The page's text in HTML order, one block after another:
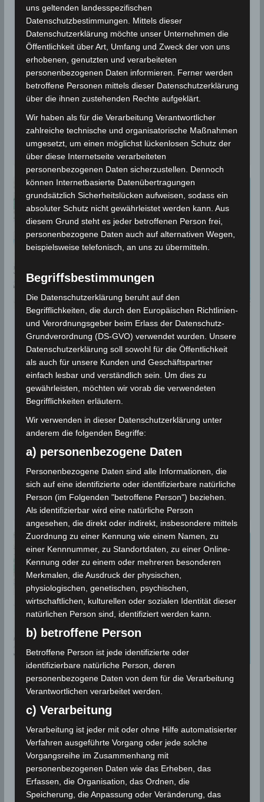
25. März 2025: Erdbeben nahe
Mdhilla im Gouvernorat Gafsa
[M3.1]
25. März 2025 Wettermann
1476 Views
Erdbeben ,Gafsa Mdhilla ,Volcanodiscovery
Erdbeben-Überwachungsstationen des
Meteorologischen Instituts Tunesien (INM) haben am
Dienstag, den 25. März 2025 um 13.55 Uhr, ein
Erdbeben 4 km
BEBEN 2025
13. März 2025: Erdbeben nahe
El Hamma im Gouvernorat
Gabès [M3.3]
Erdbeben,Gafsa, INM,Meknassy,Sidi Bouzid,
Volcanodiscovery
Erdbeben-Überwachungsstationen des
Meteorologischen Instituts Tunesien (INM) haben am
Donnerstag, den 13. März 2025 um 19.38 Uhr, ein
Erdbeben 9,2 km
BEBEN 2025
21. Feb 2025: Zwei weitere
Erdstöße in Sidi Bouzid und
Gafsa [M3.5-M2.6]
21. Februar 2025 Wettermann
1118 Views
Erdbeben,Gafsa,INM,Meknassy,Sidi Bouzid,
Volcanodiscovery
uns geltenden landesspezifischen
Datenschutzbestimmungen. Mittels dieser
Datenschutzerklärung möchte unser Unternehmen die
Öffentlichkeit über Art, Umfang und Zweck der von uns
erhobenen, genutzten und verarbeiteten
personenbezogenen Daten informieren. Ferner werden
betroffene Personen mittels dieser Datenschutzerklärung
über die ihnen zustehenden Rechte aufgeklärt.
Wir haben als für die Verarbeitung Verantwortlicher
zahlreiche technische und organisatorische Maßnahmen
umgesetzt, um einen möglichst lückenlosen Schutz der
über diese Internetseite verarbeiteten
personenbezogenen Daten sicherzustellen. Dennoch
können Internetbasierte Datenübertragungen
grundsätzlich Sicherheitslücken aufweisen, sodass ein
absoluter Schutz nicht gewährleistet werden kann. Aus
diesem Grund steht es jeder betroffenen Person frei,
personenbezogene Daten auch auf alternativen Wegen,
beispielsweise telefonisch, an uns zu übermitteln.
Begriffsbestimmungen
Die Datenschutzerklärung beruht auf den
Begrifflichkeiten, die durch den Europäischen Richtlinien-
und Verordnungsgeber beim Erlass der Datenschutz-
Grundverordnung (DS-GVO) verwendet wurden. Unsere
Datenschutzerklärung soll sowohl für die Öffentlichkeit
als auch für unsere Kunden und Geschäftspartner
einfach lesbar und verständlich sein. Um dies zu
gewährleisten, möchten wir vorab die verwendeten
Begrifflichkeiten erläutern.
Wir verwenden in dieser Datenschutzerklärung unter
anderem die folgenden Begriffe:
a) personenbezogene Daten
Personenbezogene Daten sind alle Informationen, die
sich auf eine identifizierte oder identifizierbare natürliche
Person (im Folgenden "betroffene Person") beziehen.
Als identifizierbar wird eine natürliche Person
angesehen, die direkt oder indirekt, insbesondere mittels
Zuordnung zu einer Kennung wie einem Namen, zu
einer Kennnummer, zu Standortdaten, zu einer Online-
Kennung oder zu einem oder mehreren besonderen
Merkmalen, die Ausdruck der physischen,
physiologischen, genetischen, psychischen,
wirtschaftlichen, kulturellen oder sozialen Identität dieser
natürlichen Person sind, identifiziert werden kann.
b) betroffene Person
Betroffene Person ist jede identifizierte oder
identifizierbare natürliche Person, deren
personenbezogene Daten von dem für die Verarbeitung
Verantwortlichen verarbeitet werden.
c) Verarbeitung
Verarbeitung ist jeder mit oder ohne Hilfe automatisierter
Verfahren ausgeführte Vorgang oder jede solche
Vorgangsreihe im Zusammenhang mit
personenbezogenen Daten wie das Erheben, das
Erfassen, die Organisation, das Ordnen, die
Speicherung, die Anpassung oder Veränderung, das